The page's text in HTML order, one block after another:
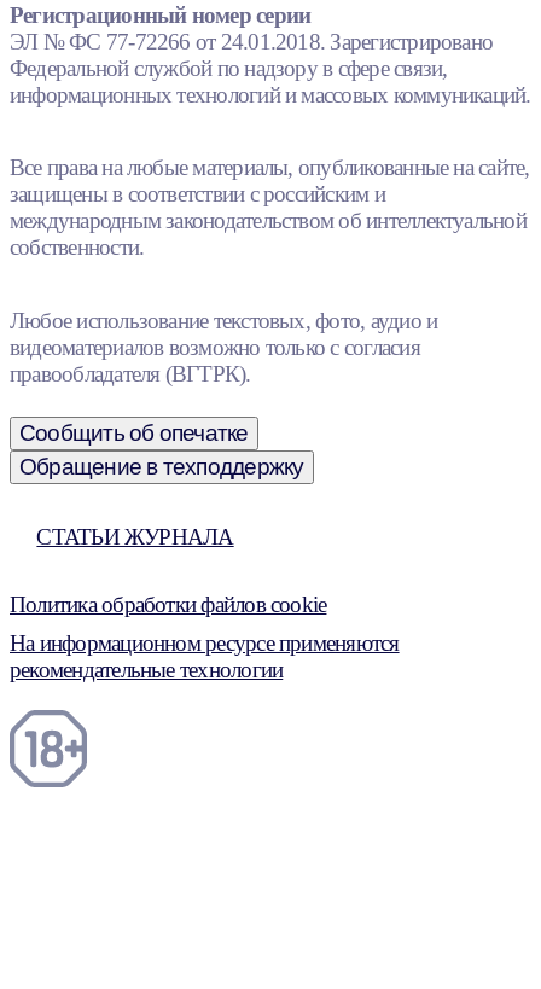
Регистрационный номер серии
ЭЛ № ФС 77-72266 от 24.01.2018. Зарегистрировано
Федеральной службой по надзору в сфере связи,
информационных технологий и массовых коммуникаций.
Все права на любые материалы, опубликованные на сайте,
защищены в соответствии с российским и
международным законодательством об интеллектуальной
собственности.
Любое использование текстовых, фото, аудио и
видеоматериалов возможно только с согласия
правообладателя (ВГТРК).
Сообщить об опечатке
Обращение в техподдержку
СТАТЬИ ЖУРНАЛА
Политика обработки файлов cookie
На информационном ресурсе применяются
рекомендательные технологии